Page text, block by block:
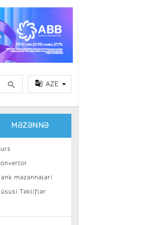
AZE
MƏZƏNNƏ
məzənnələri
Təkliflər